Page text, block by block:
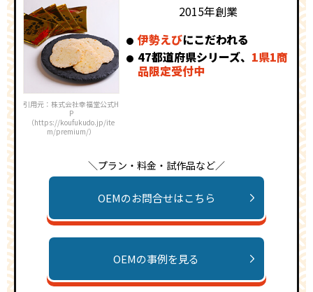
引用元：株式会社幸福堂公式H
P
（https://koufukudo.jp/ite
m/premium/）
2015年創業
伊勢えびにこだわれる
47都道府県シリーズ、 1県1商
品限定受付中
＼プラン・料金・試作品など／
OEMのお問合せはこちら
OEMの事例を見る